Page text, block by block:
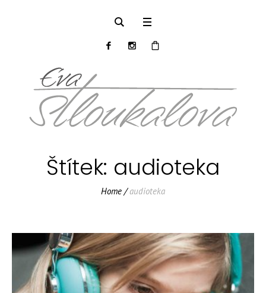
Štítek: audioteka
Home /audioteka